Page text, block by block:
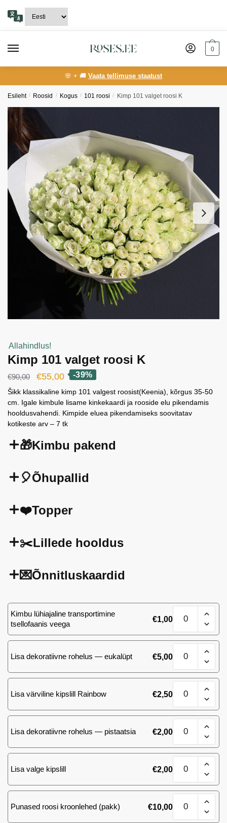
navigation
content
0
🌸 + 🚚 Vaata tellimuse staatust
Esileht / Roosid / Kogus / 101 roosi / Kimp 101 valget roosi K
Allahindlus!
Kimp 101 valget roosi K
€90,00
Algne
hind
oli:
€90,00.
€55,00Current
price
is:
€55,00.
-39%
Šikk klassikaline kimp 101 valgest roosist(Keenia), kõrgus 35-50
cm. Igale kimbule lisame kinkekaardi ja rooside elu pikendamis
hooldusvahendi. Kimpide eluea pikendamiseks soovitatav
kotikeste arv – 7 tk
🎁Kimbu pakend
🎈Õhupallid
❤️Topper
✂️Lillede hooldus
💌Õnnitluskaardid
Kimbu lühiajaline transportimine
tsellofaanis veega
€1,00 101
valget
roosi
kogus
Lisa dekoratiivne rohelus — eukalüpt €5,00 101
valget
roosi
kogus
Lisa värviline kipslill Rainbow €2,50 101
valget
roosi
kogus
Lisa dekoratiivne rohelus — pistaatsia €2,00 101
valget
roosi
kogus
Lisa valge kipslill €2,00 101
valget
roosi
kogus
Punased roosi kroonlehed (pakk) €10,00 101
valget